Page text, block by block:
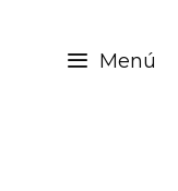
Menú